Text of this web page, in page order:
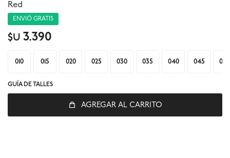
Red
ENVIÓ GRATIS
$U 3.390
010 015 020 025 030 035 040 045 050
GUÍA DE TALLES
AGREGAR AL CARRITO
© Copyright 2026 / Global Sports